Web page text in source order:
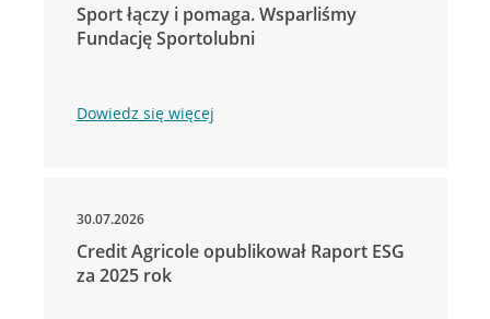
Sport łączy i pomaga. Wsparliśmy
Fundację Sportolubni
Dowiedz się więcej
30.07.2026
Credit Agricole opublikował Raport ESG
za 2025 rok